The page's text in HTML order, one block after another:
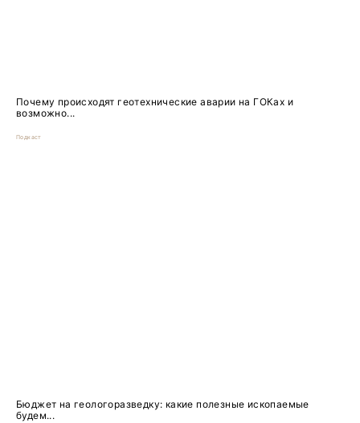
Почему происходят геотехнические аварии на ГОКах и
возможно...
Подкаст
Бюджет на геологоразведку: какие полезные ископаемые
будем...